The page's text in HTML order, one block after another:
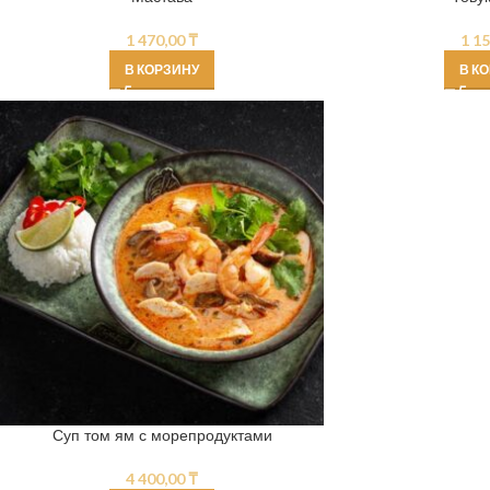
1 470,00₸
В КОРЗИНУ
1
В
Суп том ям с морепродуктами
4 400,00₸